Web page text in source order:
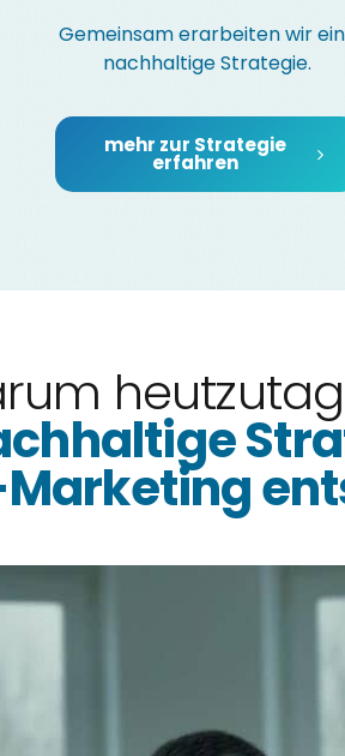
Gemeinsam erarbeiten wir
nachhaltige Strategie.
mehr zur Strategie
erfahren